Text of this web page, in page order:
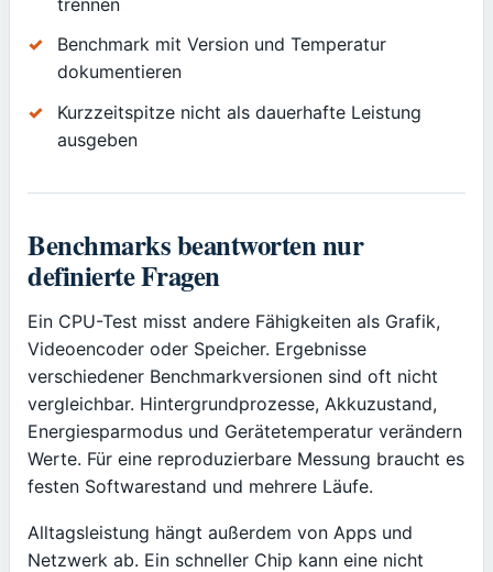
Benchmark mit Version und Temperatur
dokumentieren
Kurzzeitspitze nicht als dauerhafte Leistung
ausgeben
Benchmarks beantworten nur
definierte Fragen
Ein CPU-Test misst andere Fähigkeiten als Grafik,
Videoencoder oder Speicher. Ergebnisse
verschiedener Benchmarkversionen sind oft nicht
vergleichbar. Hintergrundprozesse, Akkuzustand,
Energiesparmodus und Gerätetemperatur verändern
Werte. Für eine reproduzierbare Messung braucht es
festen Softwarestand und mehrere Läufe.
Alltagsleistung hängt außerdem von Apps und
Netzwerk ab. Ein schneller Chip kann eine nicht